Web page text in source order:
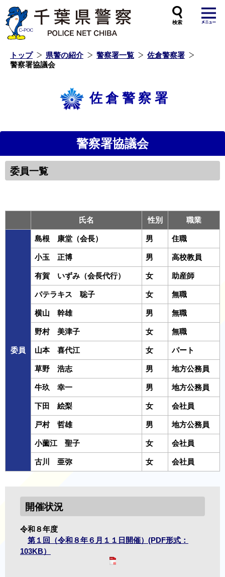
トップ 県警の紹介 警察署一覧
佐倉警察署
警察署協議会
佐倉警察署
警察署協議会
委員一覧
氏名 性別 職業
委員
島根 康堂（会長） 男 住職
小玉 正博 男 高校教員
有賀 いずみ（会長代行） 女 助産師
パテラキス 聡子 女 無職
横山 幹雄 男 無職
野村 美津子 女 無職
山本 喜代江 女 パート
草野 浩志 男 地方公務員
牛玖 幸一 男 地方公務員
下田 絵梨 女 会社員
戸村 哲雄 男 地方公務員
小薗江 聖子 女 会社員
古川 亜弥 女 会社員
開催状況
令和８年度
第１回（令和８年６月１１日開催）(PDF形式：
103KB）